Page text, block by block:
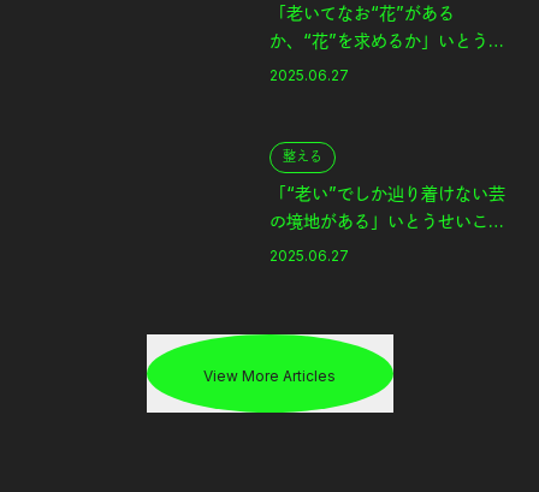
「老いてなお“花”がある
か、“花”を求めるか」いとうせ
いこう（作家・クリエイター）
2025.06.27
整える
「“老い”でしか辿り着けない芸
の境地がある」いとうせいこう
（作家・クリエイター）前編｜
2025.06.27
View More Articles